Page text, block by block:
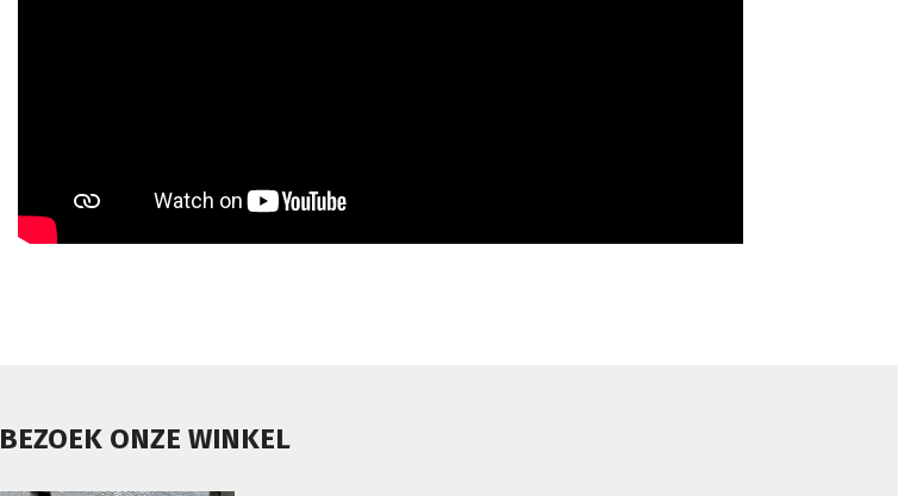
BEZOEK ONZE WINKEL